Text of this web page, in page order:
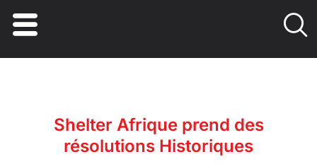
Shelter Afrique prend des
résolutions Historiques